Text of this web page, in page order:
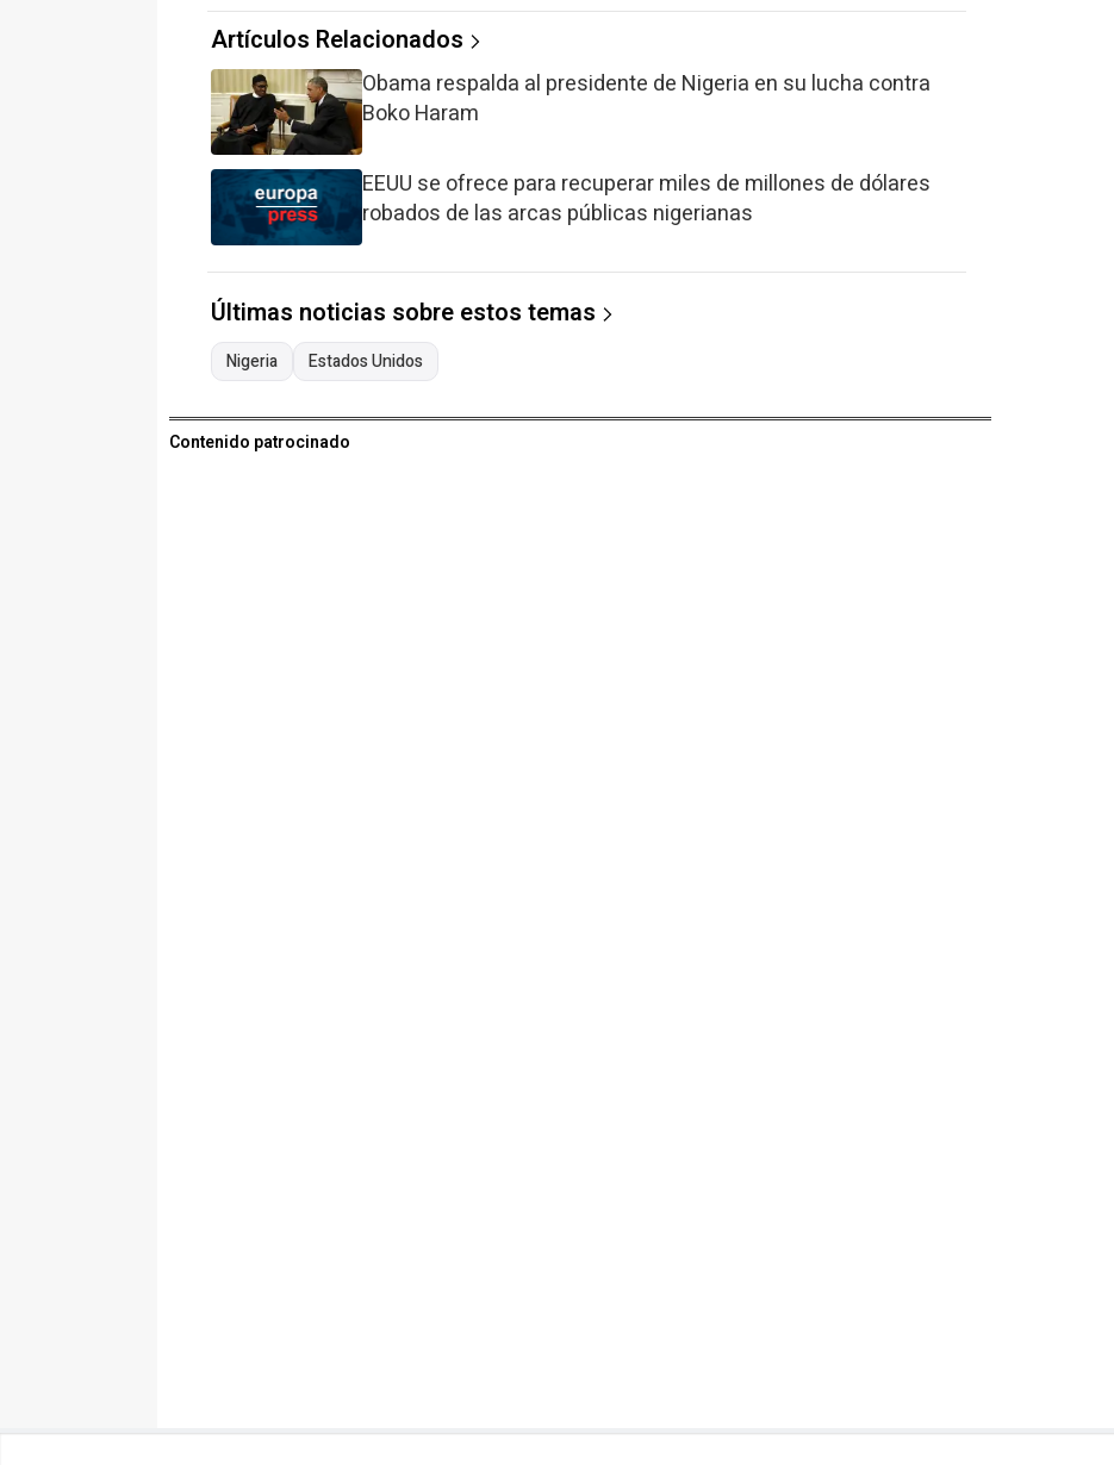
Artículos Relacionados
Obama respalda al presidente de Nigeria en su lucha contra
Boko Haram
EEUU se ofrece para recuperar miles de millones de dólares
robados de las arcas públicas nigerianas
Últimas noticias sobre estos temas
Nigeria Estados Unidos
Contenido patrocinado